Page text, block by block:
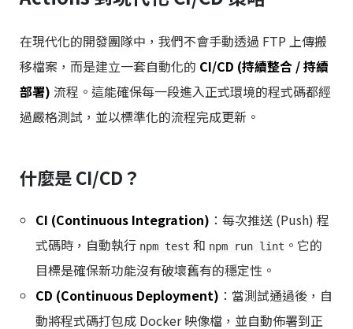
在現代化的開發團隊中，我們不會手動透過 FTP 上傳搬
移檔案，而是建立一套自動化的 CI/CD (持續整合 / 持續
部署) 流程。這能確保每一段進入正式環境的程式碼都經
過嚴格測試，並以標準化的流程完成更新。
什麼是 CI/CD？
CI (Continuous Integration) ：每次推送 (Push) 程
式碼時，自動執行 npm test 和 npm run lint 。它的
目標是確保新功能沒有破壞舊有的穩定性。
CD (Continuous Deployment) ：當測試通過後，自
動將程式碼打包成 Docker 映像檔，並自動佈署到正